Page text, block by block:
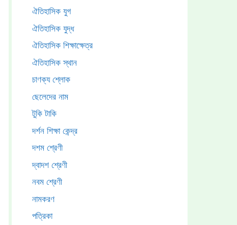
ঐতিহাসিক যুগ
ঐতিহাসিক যুদ্ধ
ঐতিহাসিক শিক্ষাক্ষেত্র
ঐতিহাসিক স্থান
চাণক্য শ্লোক
ছেলেদের নাম
টুকি টাকি
দর্শন শিক্ষা কেন্দ্র
দশম শ্রেণী
দ্বাদশ শ্রেণী
নবম শ্রেণী
নামকরণ
পত্রিকা